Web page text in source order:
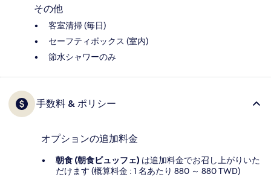
その他
客室清掃 (毎日)
セーフティボックス (室内)
節水シャワーのみ
手数料 & ポリシー
オプションの追加料金
朝食 (朝食ビュッフェ) は追加料金でお召し上がりいた
だけます (概算料金 : 1 名あたり 880 ～ 880 TWD)